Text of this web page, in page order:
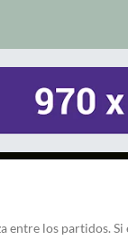
entre los partidos.